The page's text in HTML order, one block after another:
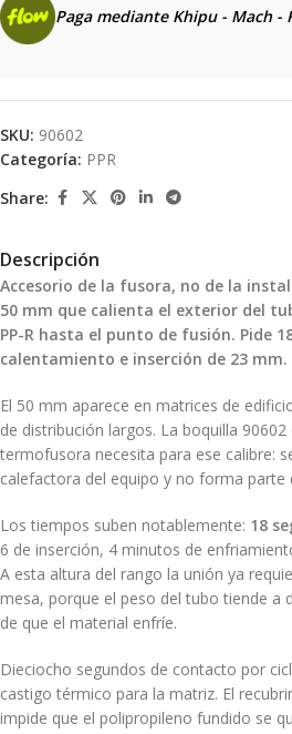
Paga mediante Khipu - Mach -
SKU: 90602
Categoría: PPR
Share:
Descripción
Accesorio de la fusora, no de la
50 mm que calienta el exterior del
PP-R hasta el punto de fusión. Pide
calentamiento e inserción de 23 mm.
El 50 mm aparece en matrices de
de distribución largos. La boquilla
termofusora necesita para ese calibre:
calefactora del equipo y no forma parte
Los tiempos suben notablemente: 18
6 de inserción, 4 minutos de
A esta altura del rango la unión ya
mesa, porque el peso del tubo tiende a
de que el material enfríe.
Dieciocho segundos de contacto por
castigo térmico para la matriz. El
impide que el polipropileno fundido se